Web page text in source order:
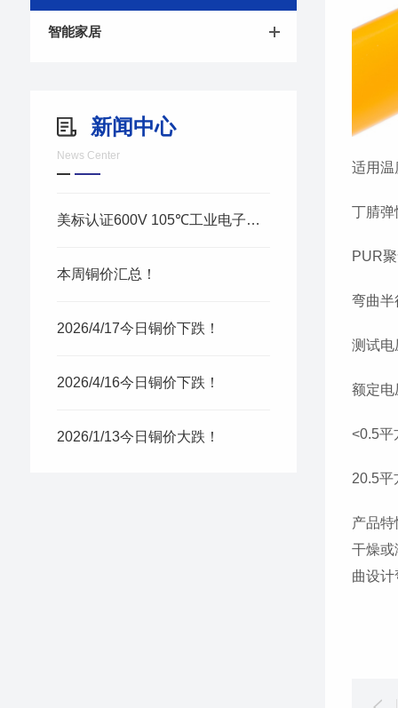
智能家居
新闻中心
News Center
美标认证600V 105℃工业电子线 高
本周铜价汇总！
2026/4/17今日铜价下跌！
2026/4/16今日铜价下跌！
2026/1/13今日铜价大跌！
适用温
丁腈
PUR
弯曲半
测试电
额定电
<0.5平
20.5平
产品
干燥
曲设